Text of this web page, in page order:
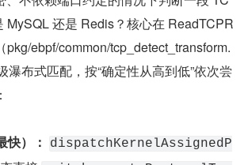
MySQL 还是 Redis？核心在 ReadTCPR
pkg/ebpf/common/tcp_detect_transform.
瀑布式匹配，按“确定性从高到低”依次尝
快）：
dispatchKernelAssignedP